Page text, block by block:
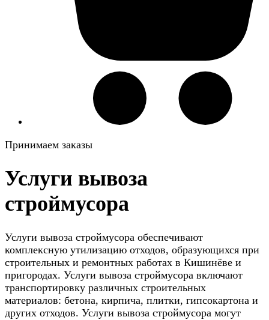
Принимаем заказы
Услуги вывоза
строймусора
Услуги вывоза строймусора обеспечивают
комплексную утилизацию отходов, образующихся при
строительных и ремонтных работах в Кишинёве и
пригородах. Услуги вывоза строймусора включают
транспортировку различных строительных
материалов: бетона, кирпича, плитки, гипсокартона и
других отходов. Услуги вывоза строймусора могут